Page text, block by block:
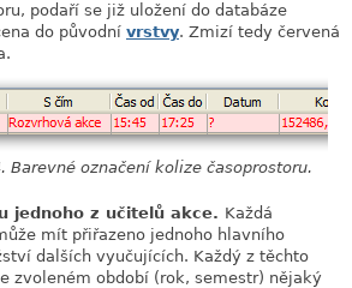
podaří se již uložení do databáze
do původní vrstvy. Zmizí tedy červená
Barevné označení kolize časoprostoru.
jednoho z učitelů akce. Každá
mít přiřazeno jednoho hlavního
dalších vyučujících. Každý z těchto
zvoleném období (rok, semestr) nějaký